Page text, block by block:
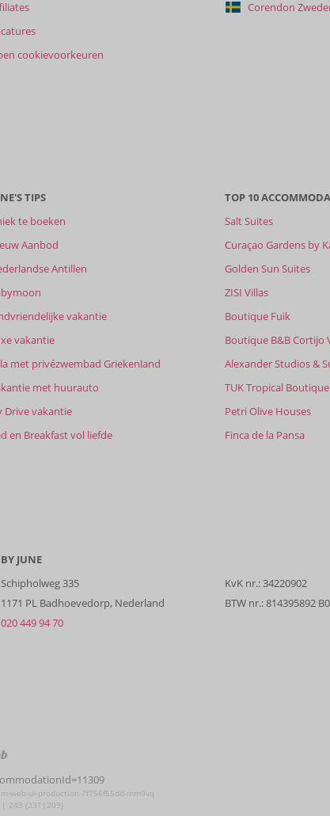
cookievoorkeuren
Corendon
TIPS
te boeken
Aanbod
Antillen
vakantie
vakantie
met privézwembad Griekenland
met huurauto
Drive vakantie
en Breakfast vol liefde
TOP 10
Salt Suites
Curaçao Gardens by
Golden Sun Suites
ZISI Villas
Boutique Fuik
Boutique B&B Cortijo
Alexander Studios &
TUK Tropical
Petri Olive Houses
Finca de la Pansa
BY JUNE
Schipholweg 335
1171 PL Badhoevedorp, Nederland
020 449 94 70
KvK nr.: 34220902
BTW nr.: 814395892
web-ui-production-7f756f55dd-mm9vq
| 243 (231|209)